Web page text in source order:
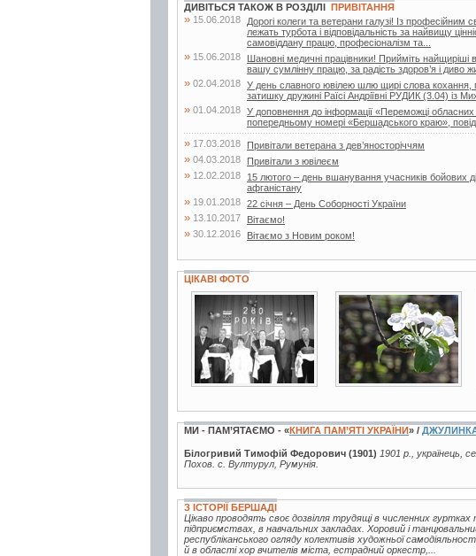
ДИВІТЬСЯ ТАКОЖ В РОЗДІЛІ ПРИВІТАННЯ
» 15.06.2018
Дорогі колеги та ветерани галузі! Із
лежать турбота і відповідальність за найвищу
самовіддану працю, професіоналізм та...
» 15.06.2018
Шановні медичні працівники! Прийміть найщиріші
вашу сумлінну працю, за радість здоров’я і диво
» 02.04.2018 У день славного ювілею шлю щирі слова кохання,
затишку дружині Раїсі Андріївні РУДИК (3.04) із
» 01.04.2018 У доповнення до інформації «Переможці
попередньому номері «Бершадського краю»,
» 17.03.2018 Привітали ветерана з дев’яносторіччям
» 04.03.2018 Привітали з ювілеєм
» 12.02.2018
15 лютого – день вшанування учасників бойових
афганістану
» 19.01.2018 22 січня – День Соборності України
» 13.10.2017 Вітаємо!
» 30.12.2016
Вітаємо з Новим роком!
ЦІКАВІ ФОТО
19 фото
МИ - ПАМ’ЯТАЄМО - «КНИГА ПАМ’ЯТІ УКРАЇНИ» /
Білогривий Тимофій Федорович (1901) 1901 р., українець,
Похов. с. Вултурул, Румунія.
З ІСТОРІЇ БЕРШАДІ
Цікаво проводять своє дозвілля трудящі в численних гуртках
підприємствах, в навчальних закладах. Хоровий і
республіканського огляду колективів художньої
й в області хор вчителів міста, естрадний оркестр,...